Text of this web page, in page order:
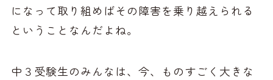
になって取り組めばその障害を乗り越えられる
ということなんだよね。
中３受験生のみんなは、今、ものすごく大きな